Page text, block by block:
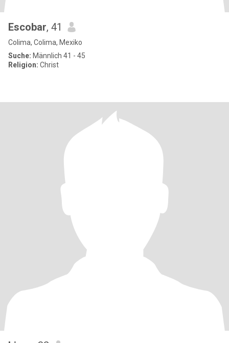
Escobar, 41
Colima, Colima, Mexiko
Suche: Männlich 41 - 45
Religion: Christ